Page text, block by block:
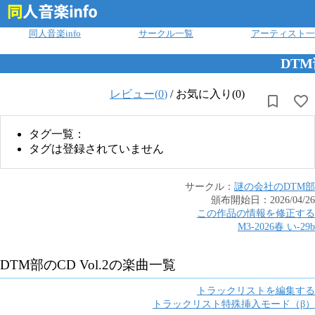
同人音楽info サークル一覧 アーティスト
DTM
レビュー(0) / お気に入り(0)
タグ一覧：
タグは登録されていません
サークル： 謎の会社のDTM部
頒布開始日： 2026/04/26
この作品の情報を修正する
M3-2026春 い-29b
DTM部のCD Vol.2の楽曲一覧
トラックリストを編集する
トラックリスト特殊挿入モード（β）